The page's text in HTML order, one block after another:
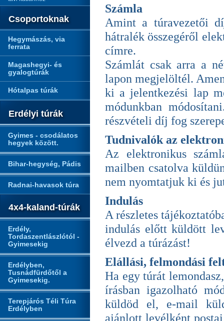
Csoportoknak
Hegymászás, via
ferrata
Magashegyi- és
gyalogtúrák
Hótalpas túrák
Erdélyi túrák
Gyimes - csodálatos
hegyek között.
Bihar-hegység, Pádis
Radnai-havasok túra
4x4-kaland-túrák
Erdély,
Tordaszentlászlótól -
Gyimesekig
Erdélyben,
Tusnádfürdőtől a
Gyimesekig.
Terepjárós Téli Túra
Erdélyben
Számla
Amint a túravezetői
hátralék összegéről
címre.
Számlát csak arra a
lapon megjelöltél.
ki a jelentkezési lap
módunkban
részvételi díj fog
Tudnivalók az
Az elektronikus
mailben csatolva
nem nyomtatjuk ki és
Indulás
A részletes
indulás előtt küldött
élvezd a túrázást!
Elállási, felmondási
Ha egy túrát
írásban igazolható
küldöd el, e-mail
ajánlott levélként